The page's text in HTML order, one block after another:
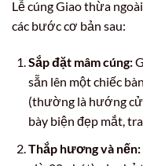
Lễ cúng Giao thừa
các bước cơ bản sau:
Sắp đặt mâm cúng:
sẵn lên một chiếc
(thường là hướng
bày biện đẹp mắt,
Thắp hương và nến: